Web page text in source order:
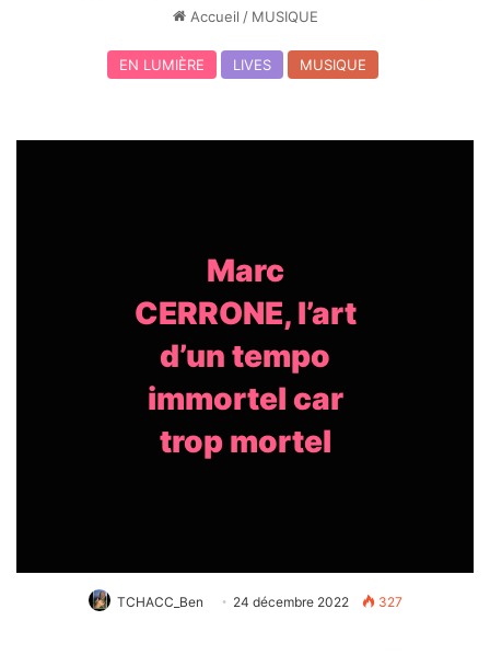
Accueil / MUSIQUE
EN LUMIÈRE LIVES MUSIQUE
Marc
CERRONE, l’art
d’un tempo
immortel car
trop mortel
TCHACC_Ben 24 décembre 2022 327